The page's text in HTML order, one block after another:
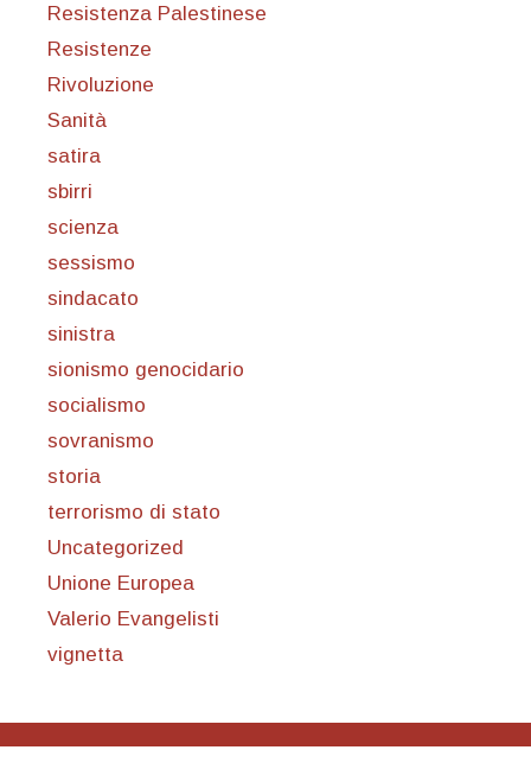
Resistenza Palestinese
Resistenze
Rivoluzione
Sanità
satira
sbirri
scienza
sessismo
sindacato
sinistra
sionismo genocidario
socialismo
sovranismo
storia
terrorismo di stato
Uncategorized
Unione Europea
Valerio Evangelisti
vignetta